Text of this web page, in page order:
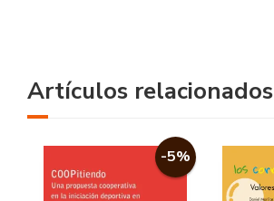
Artículos relacionados
-5%